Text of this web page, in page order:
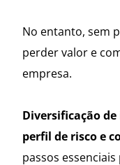
No entanto, sem
perder valor e
empresa.
Diversificação
perfil de risco e
passos